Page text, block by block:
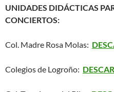
UNIDADES DIDÁCTICAS
CONCIERTOS:
Col. Madre Rosa Molas:
Colegios de Logroño: